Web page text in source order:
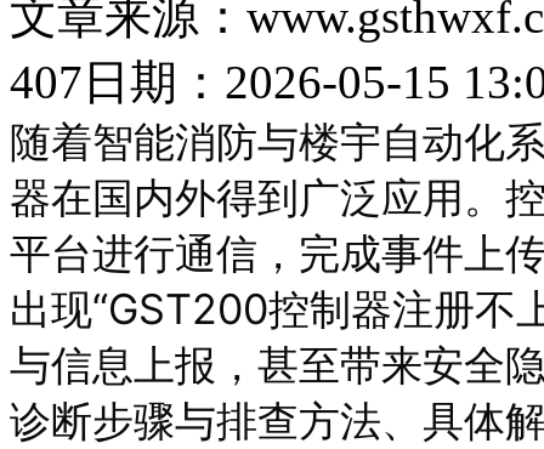
文章来源：
407 日期：2026-05-15
随着智能消防与楼宇自动化
器在国内外得到广泛应用。
平台进行通信，完成事件上
出现“GST200控制器注册不
与信息上报，甚至带来安全
诊断步骤与排查方法、具体